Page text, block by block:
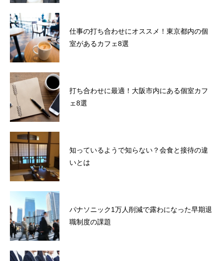
仕事の打ち合わせにオススメ！東京都内の個
室があるカフェ8選
打ち合わせに最適！大阪市内にある個室カフ
ェ8選
知っているようで知らない？会食と接待の違
いとは
パナソニック1万人削減で露わになった早期退
職制度の課題